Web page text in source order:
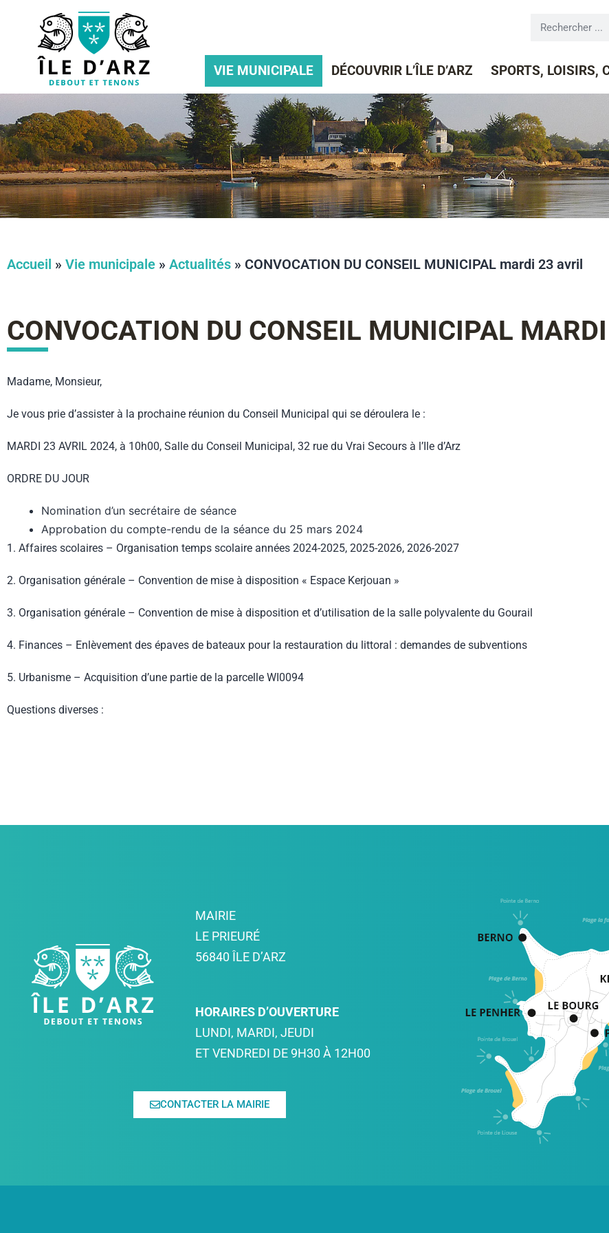
VIE MUNICIPALE DÉCOUVRIR L’ÎLE D’ARZ SPORTS, LOISIRS,
Accueil » Vie municipale » Actualités » CONVOCATION DU CONSEIL MUNICIPAL mardi 23 avril
CONVOCATION DU CONSEIL MUNICIPAL
Madame, Monsieur,
Je vous prie d’assister à la prochaine réunion du Conseil Municipal qui se déroulera le :
MARDI 23 AVRIL 2024, à 10h00, Salle du Conseil Municipal, 32 rue du Vrai Secours à l’Ile d’Arz
ORDRE DU JOUR
Nomination d’un secrétaire de séance
Approbation du compte-rendu de la séance du 25 mars 2024
1. Affaires scolaires – Organisation temps scolaire années 2024-2025, 2025-2026, 2026-2027
2. Organisation générale – Convention de mise à disposition « Espace Kerjouan »
3. Organisation générale – Convention de mise à disposition et d’utilisation de la salle polyvalente du Gourail
4. Finances – Enlèvement des épaves de bateaux pour la restauration du littoral : demandes de subventions
5. Urbanisme – Acquisition d’une partie de la parcelle WI0094
Questions diverses :
MAIRIE
LE PRIEURÉ
56840 ÎLE D’ARZ
HORAIRES D’OUVERTURE
LUNDI, MARDI, JEUDI
ET VENDREDI DE 9H30 À 12H00
CONTACTER LA MAIRIE